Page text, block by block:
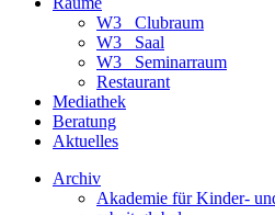
W3_ Clubraum
W3_ Saal
W3_ Seminarraum
Restaurant
Mediathek
Beratung
Aktuelles
Archiv
Akademie für Kinder-